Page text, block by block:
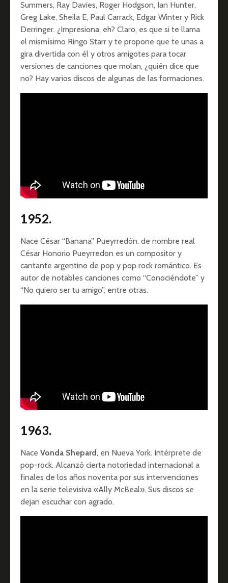
Summers, Ray Davies, Roger Hodgson, Ian Hunter,
Greg Lake, Sheila E, Paul Carrack, Edgar Winter y Rick
Derringer. ¿Impresiona, eh? Claro, es que si te llama
el mismísimo Ringo Starr y te propone que te unas a
gira divertida con él y otros amigotes para tocar
versiones de canciones que molan, ¿quién dice que
no? Hay varios discos de algunas de las formaciones.
1952.
Nace César “Banana” Pueyrredón, de nombre real
César Honorio Pueyrredon es un compositor y
cantante argentino de pop y pop rock romántico. Es
autor de notables canciones como “Conociéndote” y
“No quiero ser tu amigo”, entre otras.
1963.
Nace Vonda Shepard, en Nueva York. Intérprete de
pop-rock. Alcanzó cierta notoriedad internacional a
finales de los años noventa por sus intervenciones
en la serie televisiva «Ally McBeal». Sus discos se
dejan escuchar con agrado.